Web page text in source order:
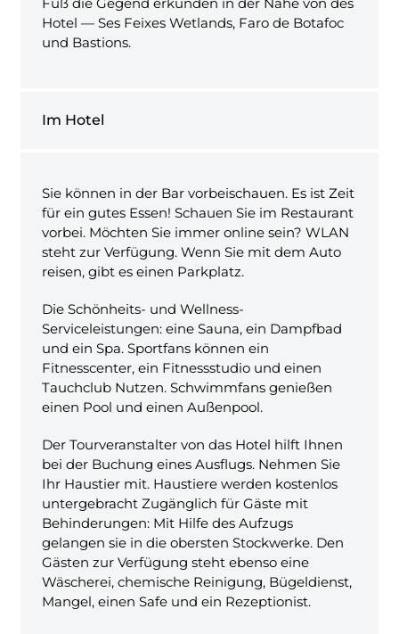
Hotel — Ses Feixes Wetlands, Faro de Botafoc
und Bastions.
Im Hotel
Sie können in der Bar vorbeischauen. Es ist Zeit
für ein gutes Essen! Schauen Sie im Restaurant
vorbei. Möchten Sie immer online sein? WLAN
steht zur Verfügung. Wenn Sie mit dem Auto
reisen, gibt es einen Parkplatz.
Die Schönheits- und Wellness-
Serviceleistungen: eine Sauna, ein Dampfbad
und ein Spa. Sportfans können ein
Fitnesscenter, ein Fitnessstudio und einen
Tauchclub Nutzen. Schwimmfans genießen
einen Pool und einen Außenpool.
Der Tourveranstalter von das Hotel hilft Ihnen
bei der Buchung eines Ausflugs. Nehmen Sie
Ihr Haustier mit. Haustiere werden kostenlos
untergebracht Zugänglich für Gäste mit
Behinderungen: Mit Hilfe des Aufzugs
gelangen sie in die obersten Stockwerke. Den
Gästen zur Verfügung steht ebenso eine
Wäscherei, chemische Reinigung, Bügeldienst,
Mangel, einen Safe und ein Rezeptionist.